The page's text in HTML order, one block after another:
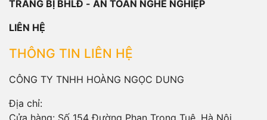
TRANG BỊ BHLĐ - AN TOÀN NGHỀ NGHIỆP
LIÊN HỆ
THÔNG TIN LIÊN HỆ
CÔNG TY TNHH HOÀNG NGỌC DUNG
Địa chỉ:
Cửa hàng: Số 154 Đường Phan Trọng Tuệ, Hà Nội